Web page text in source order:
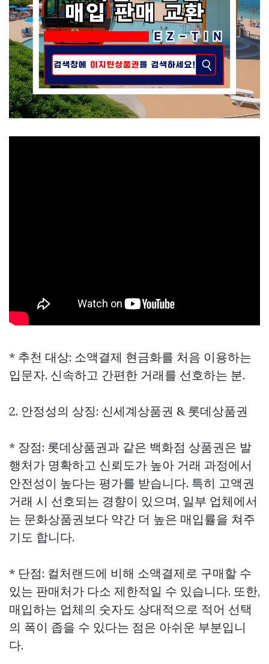
* 추천 대상: 소액결제 현금화를 처음 이용하는
입문자. 신속하고 간편한 거래를 선호하는 분.
2. 안정성의 상징: 신세계상품권 & 롯데상품권
* 장점: 롯데상품권과 같은 백화점 상품권은 발
행처가 명확하고 신뢰도가 높아 거래 과정에서
안전성이 높다는 평가를 받습니다. 특히 고액권
거래 시 선호되는 경향이 있으며, 일부 업체에서
는 문화상품권보다 약간 더 높은 매입률을 쳐주
기도 합니다.
* 단점: 컬처랜드에 비해 소액결제로 구매할 수
있는 판매처가 다소 제한적일 수 있습니다. 또한,
매입하는 업체의 숫자도 상대적으로 적어 선택
의 폭이 좁을 수 있다는 점은 아쉬운 부분입니
다.